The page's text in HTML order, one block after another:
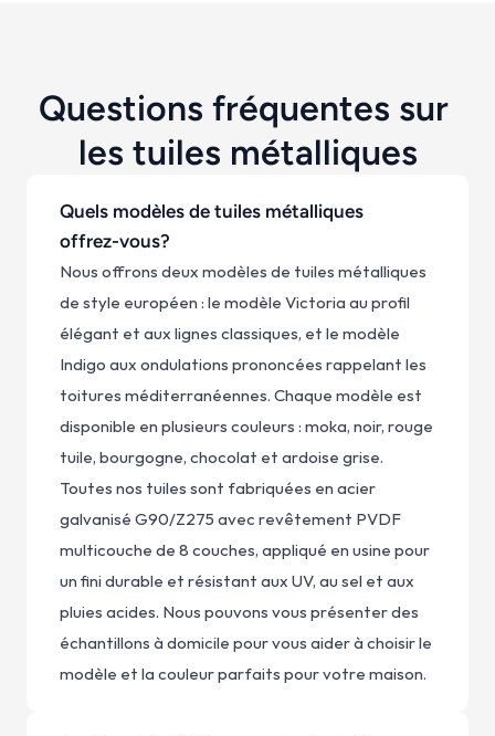
Questions fréquentes sur
les tuiles métalliques
Quels modèles de tuiles métalliques
offrez-vous?
Nous offrons deux modèles de tuiles métalliques
de style européen : le modèle Victoria au profil
élégant et aux lignes classiques, et le modèle
Indigo aux ondulations prononcées rappelant les
toitures méditerranéennes. Chaque modèle est
disponible en plusieurs couleurs : moka, noir, rouge
tuile, bourgogne, chocolat et ardoise grise.
Toutes nos tuiles sont fabriquées en acier
galvanisé G90/Z275 avec revêtement PVDF
multicouche de 8 couches, appliqué en usine pour
un fini durable et résistant aux UV, au sel et aux
pluies acides. Nous pouvons vous présenter des
échantillons à domicile pour vous aider à choisir le
modèle et la couleur parfaits pour votre maison.